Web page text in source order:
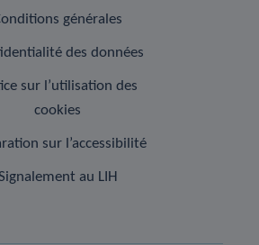
générales
des données
sur l’utilisation des
cookies
sur l’accessibilité
au LIH